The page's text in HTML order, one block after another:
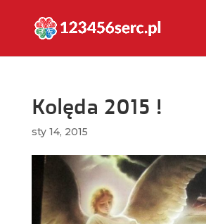
Kolęda 2015 !
sty 14, 2015